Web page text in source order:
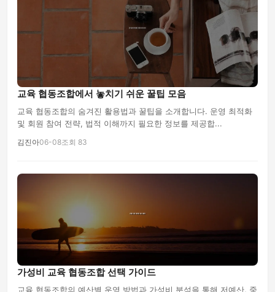
교육 협동조합에서 놓치기 쉬운 꿀팁 모음
교육 협동조합의 숨겨진 활용법과 꿀팁을 소개합니다. 운영 최적화
및 회원 참여 전략, 법적 이해까지 필요한 정보를 제공합...
김진아06-08조회 83
가성비 교육 협동조합 선택 가이드
교육 협동조합의 예산별 운영 방법과 가성비 분석을 통해 저예산, 중